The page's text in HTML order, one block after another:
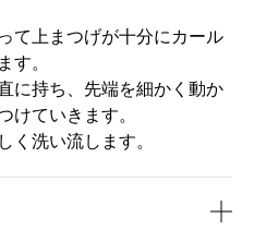
て上まつげが十分にカール
す。
に持ち、先端を細かく動か
けていきます。
く洗い流します。